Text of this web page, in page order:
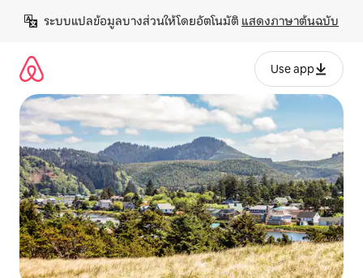
เนื้อหา
ระบบแปลข้อมูลบางส่วนให้โดยอัตโนมัติ แสดงภาษาต้นฉบับ
Use app